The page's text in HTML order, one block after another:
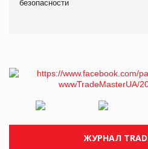
безопасности
ЖУРНАЛ